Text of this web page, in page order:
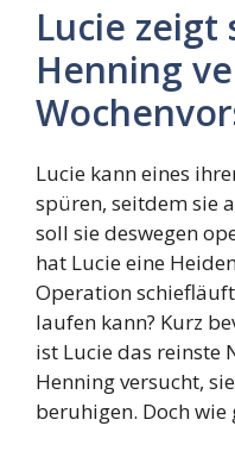
Lucie zeigt
Henning
Lucie kann eines
spüren, seitdem sie
soll sie deswegen
hat Lucie eine
Operation
laufen kann? Kurz
ist Lucie das reinste
Henning versucht,
beruhigen. Doch